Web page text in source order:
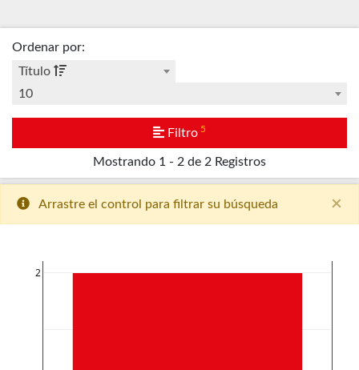
Mostrando 1 - 2 de 2 Registros
Ordenar por:
Título
10
Filtro 5
×
Arrastre el control para filtrar su búsqueda
2